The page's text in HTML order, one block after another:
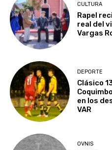
CULTURA
Rapel
real del
Vargas
DEPORTE
Clásico
en los
VAR
OVNIS